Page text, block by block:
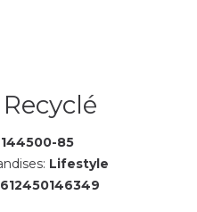
144500-85
Lifestyle